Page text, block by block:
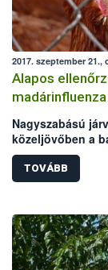
2017. szeptember 21.,
Alapos
Nagyszabású
közeljövőben a
madárinfluenza
Baromfi Termék
(NÉBIH) és a
szakmai
hogy a
baromfiágazati
TOVÁBB